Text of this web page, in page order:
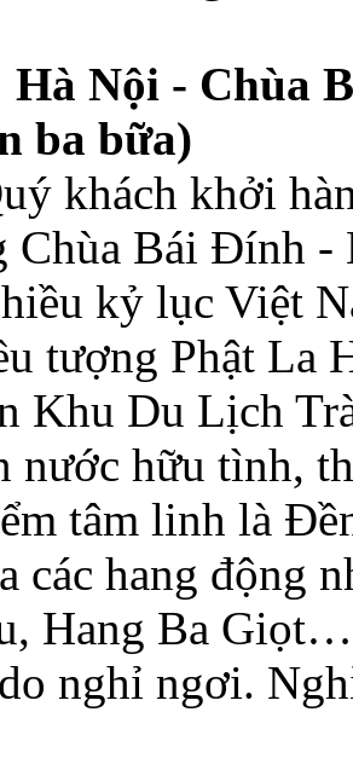
Hà Nội - Chùa
ba bữa)
khách khởi
Chùa Bái Đính -
kỷ lục Việt
tượng Phật La
Khu Du Lịch
nước hữu tình,
tâm linh là
các hang động
Hang Ba
nghỉ ngơi.